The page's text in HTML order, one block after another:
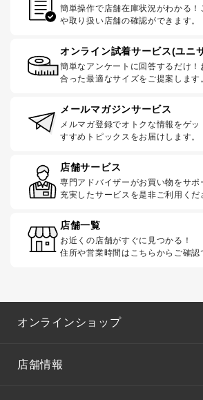
簡単操作で店舗在庫状況がわかる！
や取り扱い店舗の確認ができます。
オンライン試着サービス(ユニ
簡単なアンケートに回答するだけ！
合った最適なサイズをご提案します
メールマガジンサービス
メルマガ登録でオトクな情報をゲッ
すすめトピックスをお届けします。
店舗サービス
専門アドバイザーがお買い物をサポ
充実したサービスを是非ご利用くだ
店舗一覧
お近くの店舗がすぐに見つかる！
住所や営業時間はこちらからご確認
オンラインショップ
店舗情報